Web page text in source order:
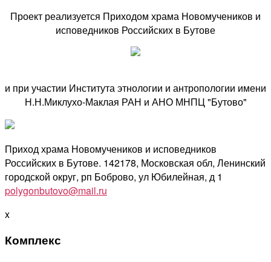
Проект реализуется Приходом храма Новомучеников и
исповедников Российских в Бутове
и при участии Института этнологии и антропологии имени
Н.Н.Миклухо-Маклая РАН и АНО МНПЦ "Бутово"
Приход храма Новомучеников и исповедников
Российских в Бутове. 142178, Московская обл, Ленинский
городской округ, рп Боброво, ул Юбилейная, д 1
polygonbutovo@mail.ru
x
Комплекс